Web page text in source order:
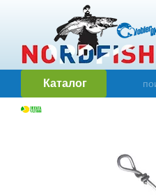
Перейти к основному контенту
Каталог